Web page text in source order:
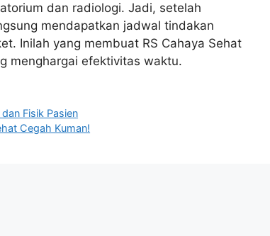
dan radiologi. Jadi, setelah
mendapatkan jadwal tindakan
Inilah yang membuat RS Cahaya Sehat
menghargai efektivitas waktu.
Fisik Pasien
Cegah Kuman!